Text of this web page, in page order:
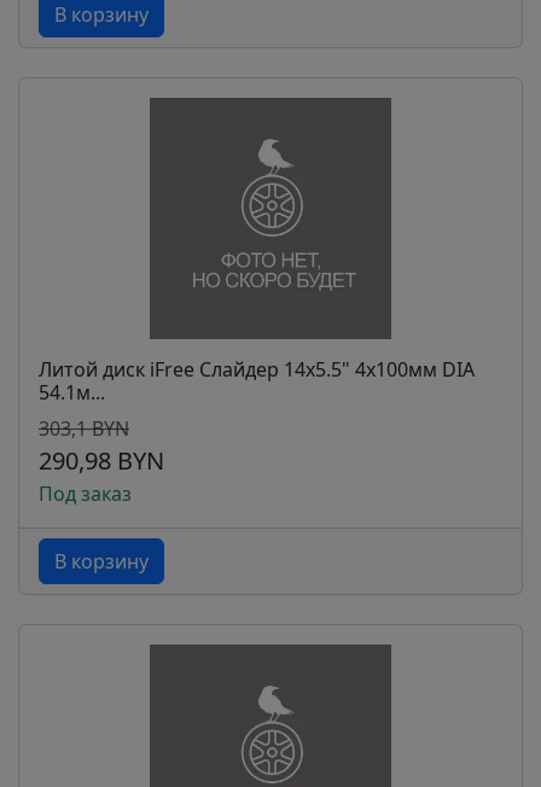
В корзину
Литой диск iFree Слайдер 14x5.5" 4x100мм DIA
54.1м...
303,1 BYN
290,98 BYN
Под заказ
В корзину